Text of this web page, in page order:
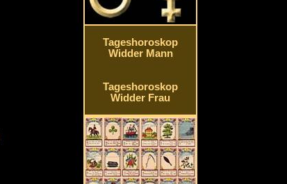
Tageshoroskop
Widder Mann
Tageshoroskop
Widder Frau